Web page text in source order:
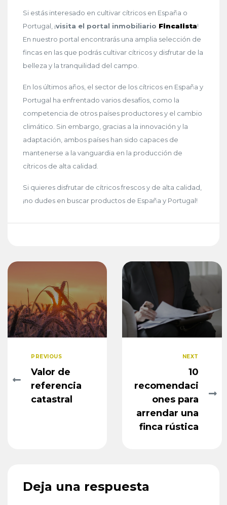
Si estás interesado en cultivar cítricos en España o
Portugal, ¡visita el portal inmobiliario Fincalista!
En nuestro portal encontrarás una amplia selección de
fincas en las que podrás cultivar cítricos y disfrutar de la
belleza y la tranquilidad del campo.
En los últimos años, el sector de los cítricos en España y
Portugal ha enfrentado varios desafíos, como la
competencia de otros países productores y el cambio
climático. Sin embargo, gracias a la innovación y la
adaptación, ambos países han sido capaces de
mantenerse a la vanguardia en la producción de
cítricos de alta calidad.
Si quieres disfrutar de cítricos frescos y de alta calidad,
¡no dudes en buscar productos de España y Portugal!
PREVIOUS
Valor de
referencia
catastral
NEXT
10
recomendaci
ones para
arrendar una
finca rústica
Deja una respuesta